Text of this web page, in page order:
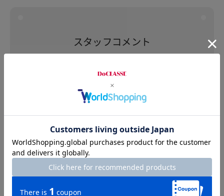
スタッフコメント
普段のサイズ：9 着用サイズ：9
しっかりとしたリネン素材で高見えします。レイ
ヤードのデザインで1枚で様になりコーディネート